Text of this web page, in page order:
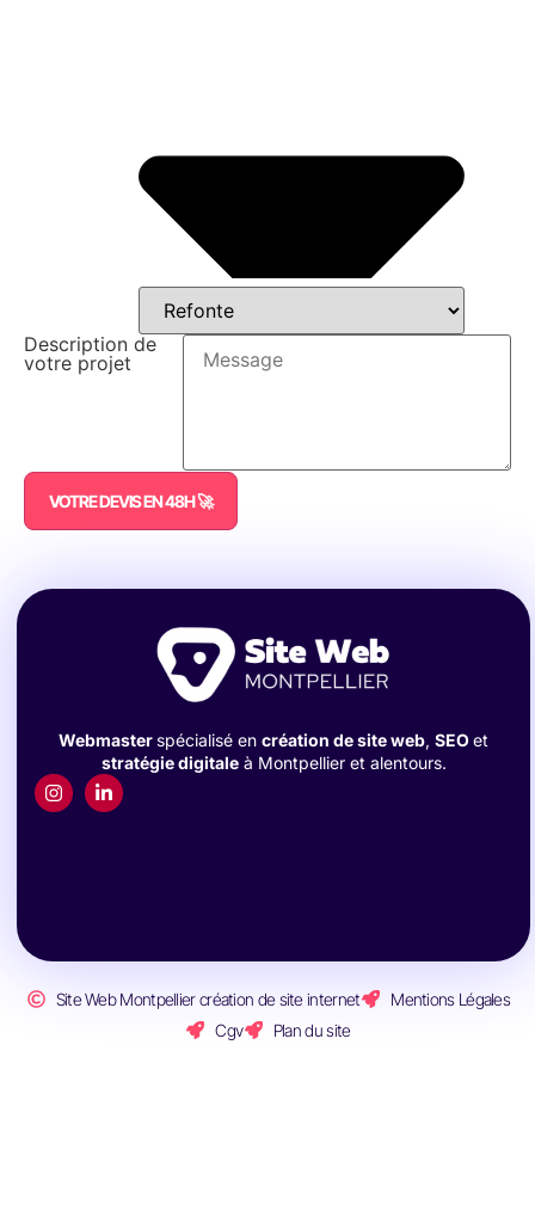
Description de
votre projet
VOTRE DEVIS EN 48H 🚀
Webmaster spécialisé en création de site web, SEOet
stratégie digitaleà Montpellier et alentours.
Site Web Montpellier création de site internet
Mentions Légales
Cgv
Plan du site